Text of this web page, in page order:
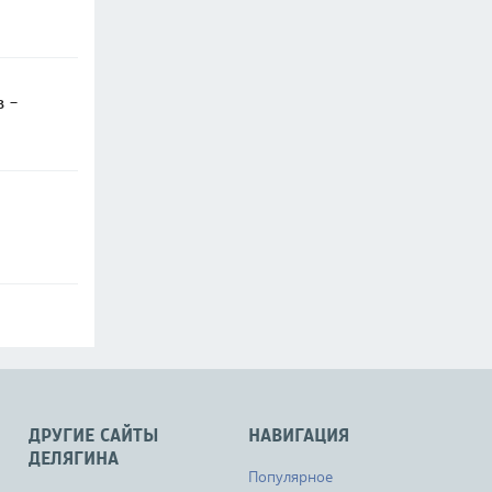
-
НАВИГАЦИЯ
Популярное
ДРУГИЕ САЙТЫ
ДЕЛЯГИНА